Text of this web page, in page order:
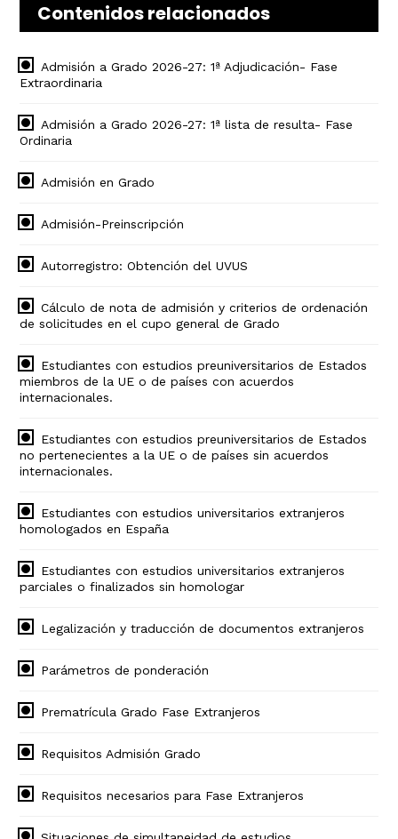
Contenidos relacionados
Admisión a Grado 2026-27: 1ª Adjudicación- Fase
Extraordinaria
Admisión a Grado 2026-27: 1ª lista de resulta- Fase
Ordinaria
Admisión en Grado
Admisión-Preinscripción
Autorregistro: Obtención del UVUS
Cálculo de nota de admisión y criterios de ordenación
de solicitudes en el cupo general de Grado
Estudiantes con estudios preuniversitarios de Estados
miembros de la UE o de países con acuerdos
internacionales.
Estudiantes con estudios preuniversitarios de Estados
no pertenecientes a la UE o de países sin acuerdos
internacionales.
Estudiantes con estudios universitarios extranjeros
homologados en España
Estudiantes con estudios universitarios extranjeros
parciales o finalizados sin homologar
Legalización y traducción de documentos extranjeros
Parámetros de ponderación
Prematrícula Grado Fase Extranjeros
Requisitos Admisión Grado
Requisitos necesarios para Fase Extranjeros